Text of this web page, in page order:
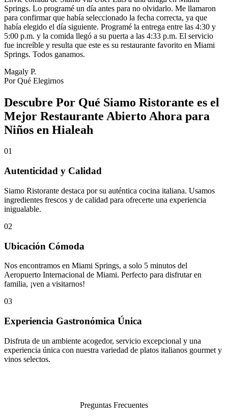
Springs. Lo programé un día antes para no olvidarlo. Me llamaron
para confirmar que había seleccionado la fecha correcta, ya que
había elegido el día siguiente. Programé la entrega entre las 4:30 y
5:00 p.m. y la comida llegó a su puerta a las 4:33 p.m. El servicio
fue increíble y resulta que este es su restaurante favorito en Miami
Springs. Todos ganamos.
Magaly P.
Por Qué Elegirnos
Descubre Por Qué Siamo Ristorante es el
Mejor Restaurante Abierto Ahora para
Niños en Hialeah
01
Autenticidad y Calidad
Siamo Ristorante destaca por su auténtica cocina italiana. Usamos
ingredientes frescos y de calidad para ofrecerte una experiencia
inigualable.
02
Ubicación Cómoda
Nos encontramos en Miami Springs, a solo 5 minutos del
Aeropuerto Internacional de Miami. Perfecto para disfrutar en
familia, ¡ven a visitarnos!
03
Experiencia Gastronómica Única
Disfruta de un ambiente acogedor, servicio excepcional y una
experiencia única con nuestra variedad de platos italianos gourmet y
vinos selectos.
Preguntas Frecuentes